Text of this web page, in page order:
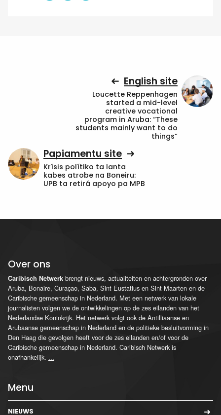
English site
Loucette Reppenhagen
started a mid-level
creative vocational
program in Aruba: “These
students mainly want to do
things”
Papiamentu site
Krísis polítiko ta lanta
kabes atrobe na Boneiru:
UPB ta retirá apoyo pa MPB
Over ons
Caribisch Netwerk brengt nieuws, actualiteiten en achtergronden over
Aruba, Bonaire, Curaçao, Saba, Sint Eustatius en Sint Maarten en de
Caribische gemeenschap in Nederland. Met een netwerk van lokale
journalisten volgen we de ontwikkelingen op de zes eilanden van het
Nederlandse Koninkrijk. Het netwerk volgt ook de Antilliaanse en
Arubaanse gemeenschap in Nederland en de politieke besluitvorming in
Den Haag die gevolgen heeft voor de zes eilanden en/of voor de
Caribische gemeenschap in Nederland. Caribisch Netwerk is
onafhankelijk. ...
Menu
NIEUWS